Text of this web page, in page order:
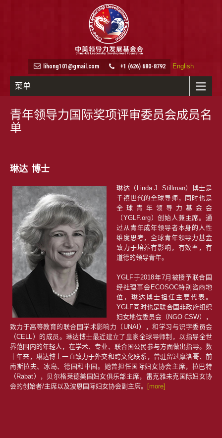
lihong101@gmail.com +1 (626) 680-8792 English
菜单
青年领导力国际奖项评审委员会成员名
单
琳达 博士
琳达（Linda J. Stillman）博士是
千禧世代的全球导师，同时也是
全球青年领导力基金会
（YGLF.org）创始人兼主席。通
过从青年成年领导者本身的人性
维度思考，全球青年领导力基金
致力于培养有影响，有效率，有
道德的领导青年。
YGLF于2018年7月被授予联合国
经社理事会ECOSOC特别咨商地
位，琳达博士担任主要代表。
YGLF同时也是联合国非政府组织
妇女地位委员会（NGO CSW），
致力于高等教育的联合国学术影响力（UNAI），和学习与识字委员会
（CELL）的成员。琳达博士最近建立了皇家全球导师制，以指导全世
界范围内的年轻人，在学术、专业、联合国公民参与方面做出指导。数
十年来，琳达博士一直致力于外交和跨文化联系，曾驻留过摩洛哥、前
南斯拉夫、冰岛、德国和中国。她曾担任国际妇女协会主席，拉巴特
（Rabat），贝尔格莱德美国妇女俱乐部主席，雷克雅未克国际妇女协
会的创始者/主席以及波恩国际妇女协会副主席。
[more]